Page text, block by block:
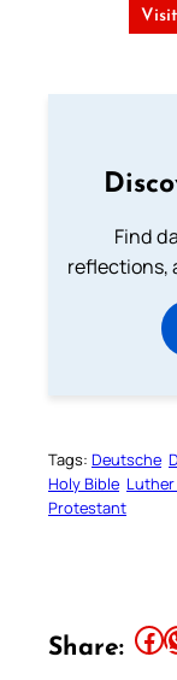
Find
reflections,
Tags: Deutsche
Holy Bible
Protestant
Share: Share this article on Facebook Share this